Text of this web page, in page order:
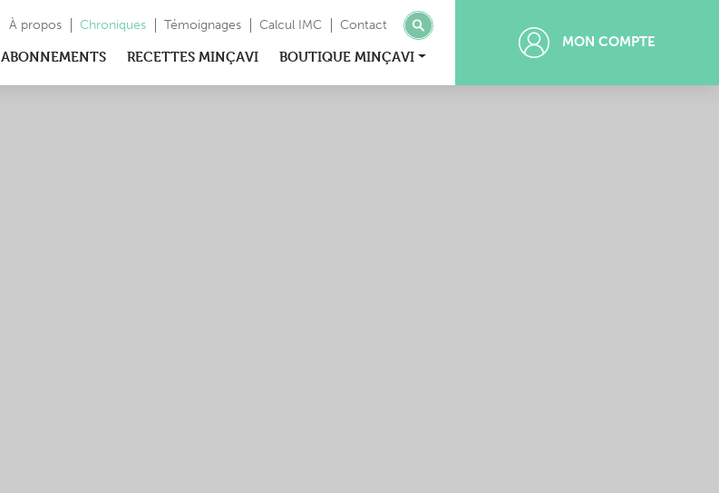
À propos Chroniques Témoignages Calcul IMC Contact
ABONNEMENTS RECETTES MINÇAVI BOUTIQUE MINÇAVI
MON COMPTE